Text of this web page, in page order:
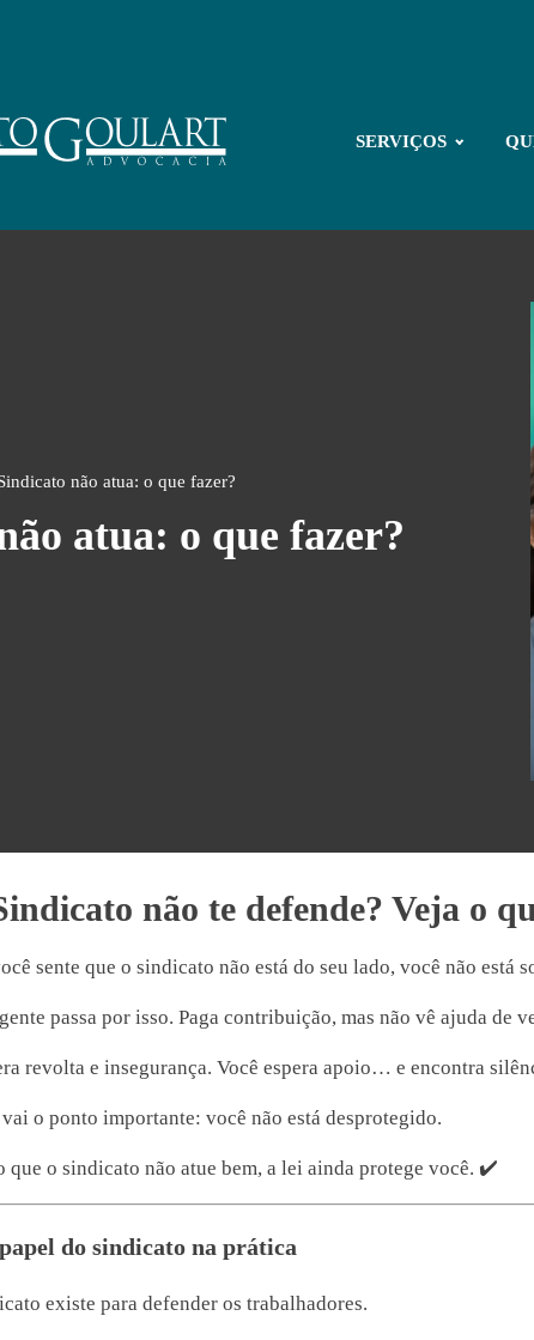
SERVIÇOS
não atua: o que fazer?
atua: o que fazer?
não te defende? Veja o
sente que o sindicato não está do seu lado, você não está
passa por isso. Paga contribuição, mas não vê ajuda de
revolta e insegurança. Você espera apoio… e encontra
o ponto importante: você não está desprotegido.
que o sindicato não atue bem, a lei ainda protege você. ✔️
do sindicato na prática
existe para defender os trabalhadores.